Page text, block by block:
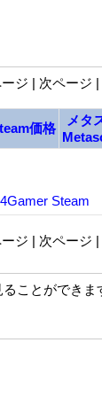
ジ | 次ページ
価格
メタ
4Gamer Steam
ジ | 次ページ
ことができま